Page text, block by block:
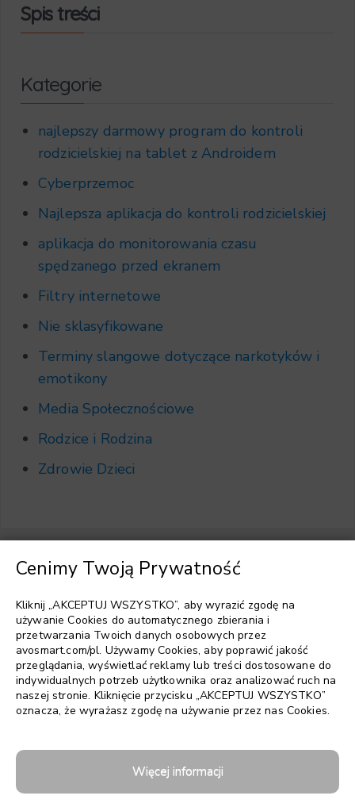
Spis treści
Kategorie
najlepszy darmowy program do kontroli
rodzicielskiej na tablet z Androidem
Cyberprzemoc
Najlepsza aplikacja do kontroli rodzicielskiej
aplikacja do monitorowania czasu
spędzanego przed ekranem
Filtry internetowe
Nie sklasyfikowane
Terminy slangowe dotyczące narkotyków i
emotikony
Media Społecznościowe
Rodzice i Rodzina
Zdrowie Dzieci
Wybierz język
Cenimy Twoją Prywatność
Kliknij „AKCEPTUJ WSZYSTKO”, aby wyrazić zgodę na
używanie Cookies do automatycznego zbierania i
przetwarzania Twoich danych osobowych przez
avosmart.com/pl. Używamy Cookies, aby poprawić jakość
przeglądania, wyświetlać reklamy lub treści dostosowane do
indywidualnych potrzeb użytkownika oraz analizować ruch na
naszej stronie. Kliknięcie przycisku „AKCEPTUJ WSZYSTKO”
oznacza, że wyrażasz zgodę na używanie przez nas Cookies.
Więcej informacji